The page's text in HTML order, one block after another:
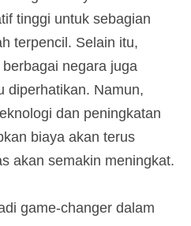
tinggi untuk sebagian
terpencil. Selain itu,
negara juga
diperhatikan. Namun,
dan peningkatan
biaya akan terus
akan semakin meningkat.
game-changer dalam